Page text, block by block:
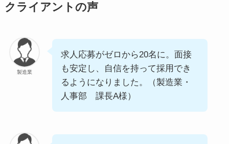
クライアントの声
製造業
求人応募がゼロから20名に。面接
も安定し、自信を持って採用でき
るようになりました。（製造業・
人事部 課長A様）